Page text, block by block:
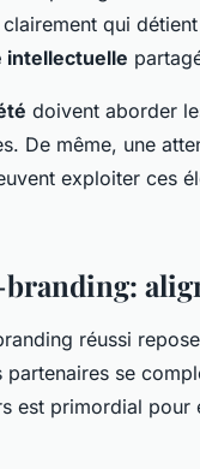
qui
intellectuelle
doivent aborder
De même, une
exploiter ces
réussi
partenaires se
est primordial pour